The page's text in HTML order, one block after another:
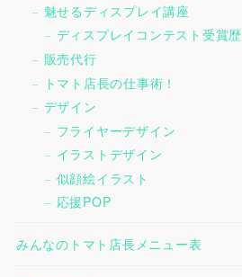
魅せるディスプレイ講座
ディスプレイコンテスト受賞歴
販売代行
トマト店長の仕事術！
デザイン
フライヤーデザイン
イラストデザイン
似顔絵イラスト
応援POP
みんなのトマト店長メニュー表